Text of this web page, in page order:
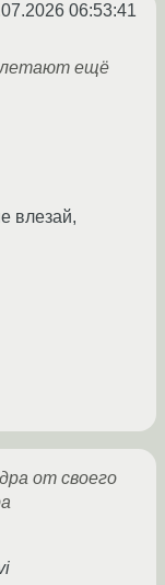
06:53:41
ещё
влезай,
от своего